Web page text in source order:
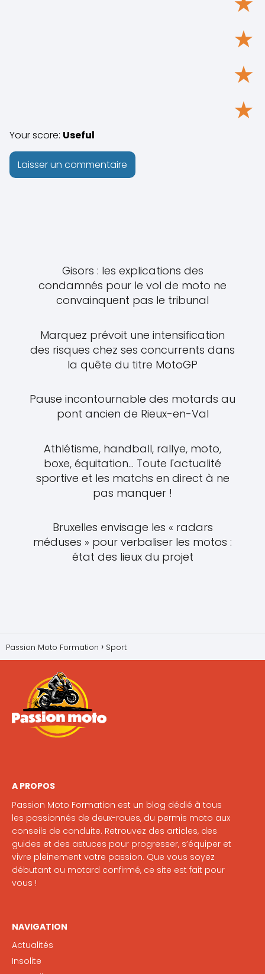
★
★
★
Your score: Useful
Gisors : les explications des
condamnés pour le vol de moto ne
convainquent pas le tribunal
Marquez prévoit une intensification
des risques chez ses concurrents dans
la quête du titre MotoGP
Pause incontournable des motards au
pont ancien de Rieux-en-Val
Athlétisme, handball, rallye, moto,
boxe, équitation... Toute l'actualité
sportive et les matchs en direct à ne
pas manquer !
Bruxelles envisage les « radars
méduses » pour verbaliser les motos :
état des lieux du projet
Passion Moto Formation Sport
A PROPOS
Passion Moto Formation est un blog dédié à tous
les passionnés de deux-roues, du permis moto aux
conseils de conduite. Retrouvez des articles, des
guides et des astuces pour progresser, s’équiper et
vivre pleinement votre passion. Que vous soyez
débutant ou motard confirmé, ce site est fait pour
vous !
NAVIGATION
Actualités
Insolite